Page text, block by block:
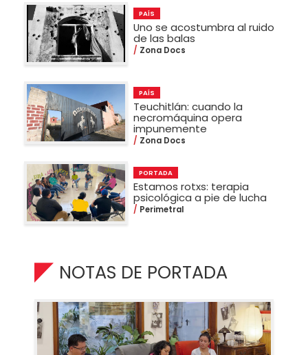
PAÍS
Uno se acostumbra al ruido
de las balas
Zona Docs
PAÍS
Teuchitlán: cuando la
necromáquina opera
impunemente
Zona Docs
PORTADA
Estamos rotxs: terapia
psicológica a pie de lucha
Perimetral
NOTAS DE PORTADA